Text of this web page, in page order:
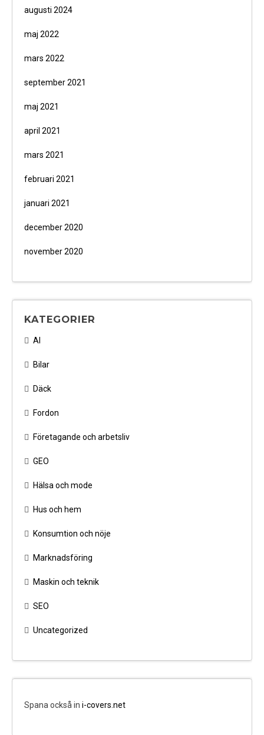
augusti 2024
maj 2022
mars 2022
september 2021
maj 2021
april 2021
mars 2021
februari 2021
januari 2021
december 2020
november 2020
KATEGORIER
AI
Bilar
Däck
Fordon
Företagande och arbetsliv
GEO
Hälsa och mode
Hus och hem
Konsumtion och nöje
Marknadsföring
Maskin och teknik
SEO
Uncategorized
Spana också in i-covers.net